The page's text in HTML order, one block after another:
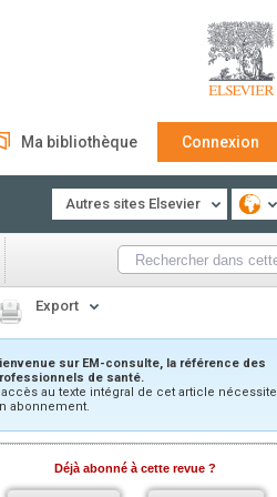
Ma bibliothèque Connexion
Autres sites Elsevier
Export
sur EM-consulte, la référence des
de santé.
au texte intégral de cet article nécessite
abonnement.
Déjà abonné à cette revue ?